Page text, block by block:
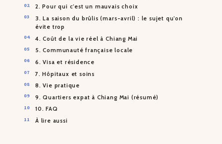
2. Pour qui c’est un mauvais choix
3. La saison du brûlis (mars-avril) : le sujet qu’on
évite trop
4. Coût de la vie réel à Chiang Mai
5. Communauté française locale
6. Visa et résidence
7. Hôpitaux et soins
8. Vie pratique
9. Quartiers expat à Chiang Mai (résumé)
10. FAQ
À lire aussi